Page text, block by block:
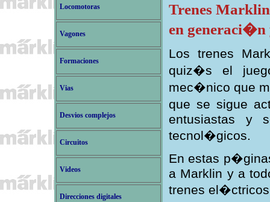
Locomotoras
Vagones
Formaciones
Vias
Desvios complejos
Circuitos
Videos
Direcciones digitales
Trenes
en generaci�n
Los trenes
quiz�s el
mec�nico que
que se sigue
entusiastas y
tecnol�gicos.
En estas
a Marklin y a
trenes